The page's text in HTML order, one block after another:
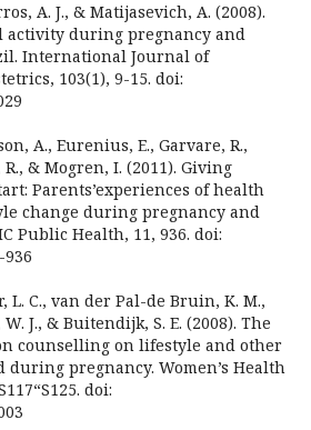
A. J., & Matijasevich, A. (2008).
activity during pregnancy and
International Journal of
103(1), 9-15. doi:
A., Eurenius, E., Garvare, R.,
& Mogren, I. (2011). Giving
Parents’experiences of health
change during pregnancy and
Public Health, 11, 936. doi:
936
L. C., van der Pal-de Bruin, K. M.,
J., & Buitendijk, S. E. (2008). The
counselling on lifestyle and other
pregnancy. Women’s Health
doi: